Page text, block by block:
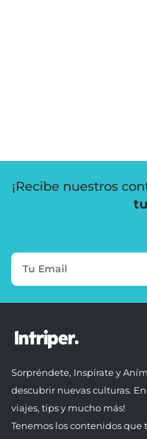
¡Recibe nuestros
Sorpréndete, Inspírate y
descubrir nuevas culturas.
viajes, tips y mucho más!
Tenemos los contenidos que